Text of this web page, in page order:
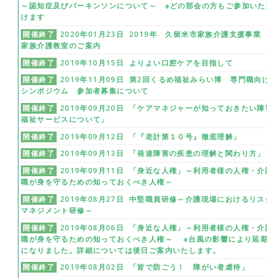
～認知症及びパーキンソンについて～ ※どの部会の方もご参加い
けます
開催終了
2020年01月23日 2019年 久留米市家族介護支援事
家族介護教室のご案内
開催終了
2019年10月15日 よりよい口腔ケアを目指して
開催終了
2019年11月09日 第2回くるめ福祉みらい博 専門職向
シンポジウム 参加者募集について
開催終了
2019年09月20日 「ケアマネジャーが知っておきたい障
福祉サービスについて」
開催終了
2019年09月12日 「『老計第１０号』徹底理解」
開催終了
2019年09月13日 「発達障害の疾患の理解と関わり方」
開催終了
2019年09月11日 「身近な人権」～利用者様の人権・介
職が身を守るための知っておくべき人権～
開催終了
2019年08月27日 中堅職員研修～介護現場におけるリス
マネジメント研修～
開催終了
2019年08月06日 「身近な人権」～利用者様の人権・介
職が身を守るための知っておくべき人権～ ※台風の影響により延
になりました。詳細については後日ご案内いたします。
開催終了
2019年08月02日 「皆で防ごう！ 障がい者虐待」